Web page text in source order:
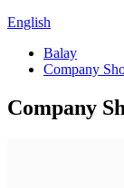
English
Balay
Company
Company